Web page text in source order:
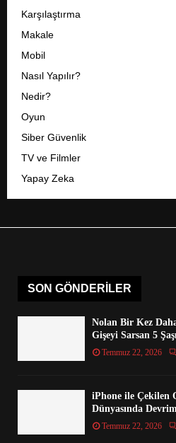
Karşılaştırma
Makale
Mobil
Nasıl Yapılır?
Nedir?
Oyun
Siber Güvenlik
TV ve Filmler
Yapay Zeka
SON GÖNDERILER
Nolan Bir Kez
Gişeyi Sarsan 5
Temmuz 22, 2026
iPhone ile Çekilen
Dünyasında
Temmuz 22, 2026